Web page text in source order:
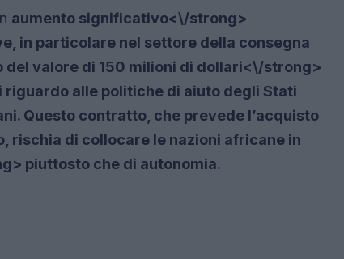
aumento significativo<\/strong>
in particolare nel settore della consegna
del valore di 150 milioni di dollari<\/strong>
alle politiche di aiuto degli Stati
Questo contratto, che prevede l’acquisto
rischia di collocare le nazioni africane in
piuttosto che di autonomia.